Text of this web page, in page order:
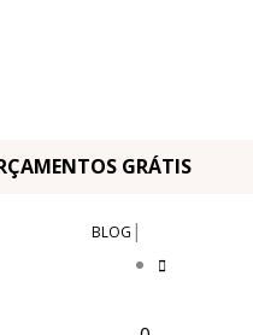
GRÁTIS
BLOG |